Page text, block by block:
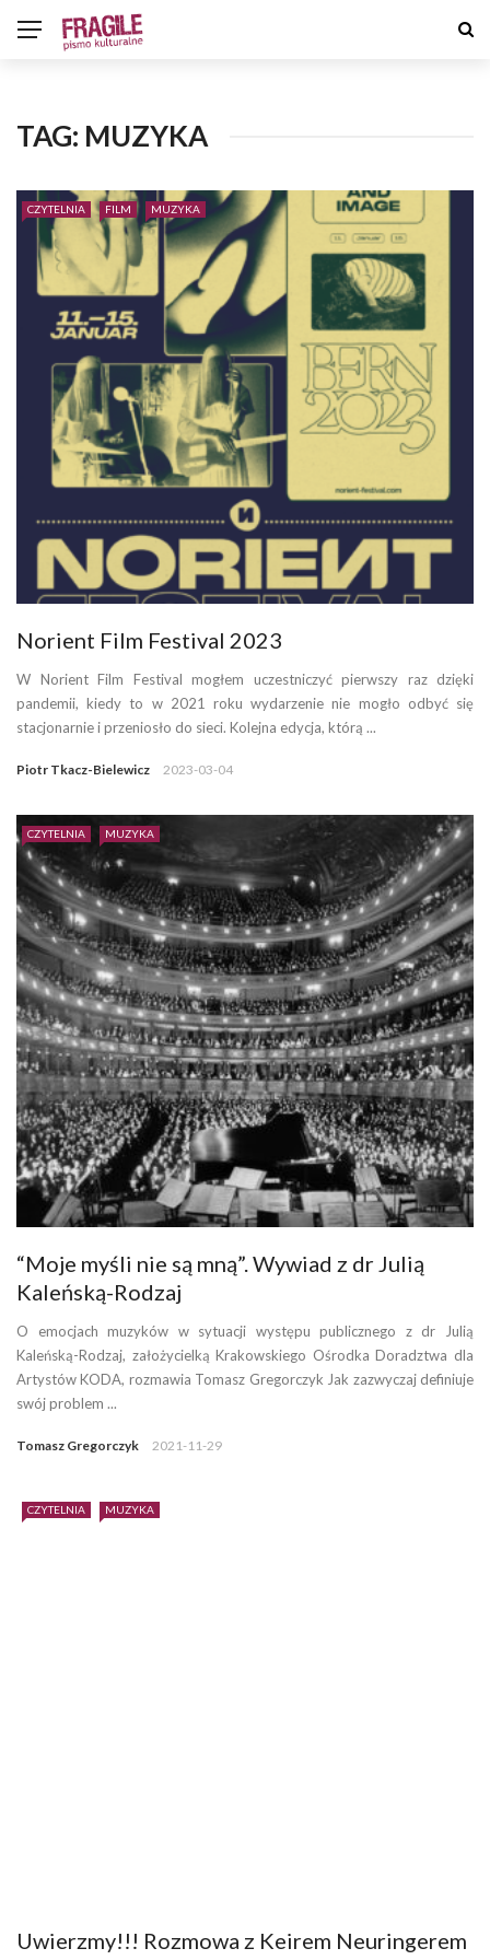
TAG: MUZYKA
CZYTELNIA FILM MUZYKA
Norient Film Festival 2023
W Norient Film Festival mogłem uczestniczyć pierwszy raz dzięki
pandemii, kiedy to w 2021 roku wydarzenie nie mogło odbyć się
stacjonarnie i przeniosło do sieci. Kolejna edycja, którą ...
Piotr Tkacz-Bielewicz 2023-03-04
CZYTELNIA MUZYKA
“Moje myśli nie są mną”. Wywiad z dr Julią
Kaleńską-Rodzaj
O emocjach muzyków w sytuacji występu publicznego z dr Julią
Kaleńską-Rodzaj, założycielką Krakowskiego Ośrodka Doradztwa dla
Artystów KODA, rozmawia Tomasz Gregorczyk Jak zazwyczaj definiuje
swój problem ...
Tomasz Gregorczyk 2021-11-29
CZYTELNIA MUZYKA
Uwierzmy!!! Rozmowa z Keirem Neuringerem